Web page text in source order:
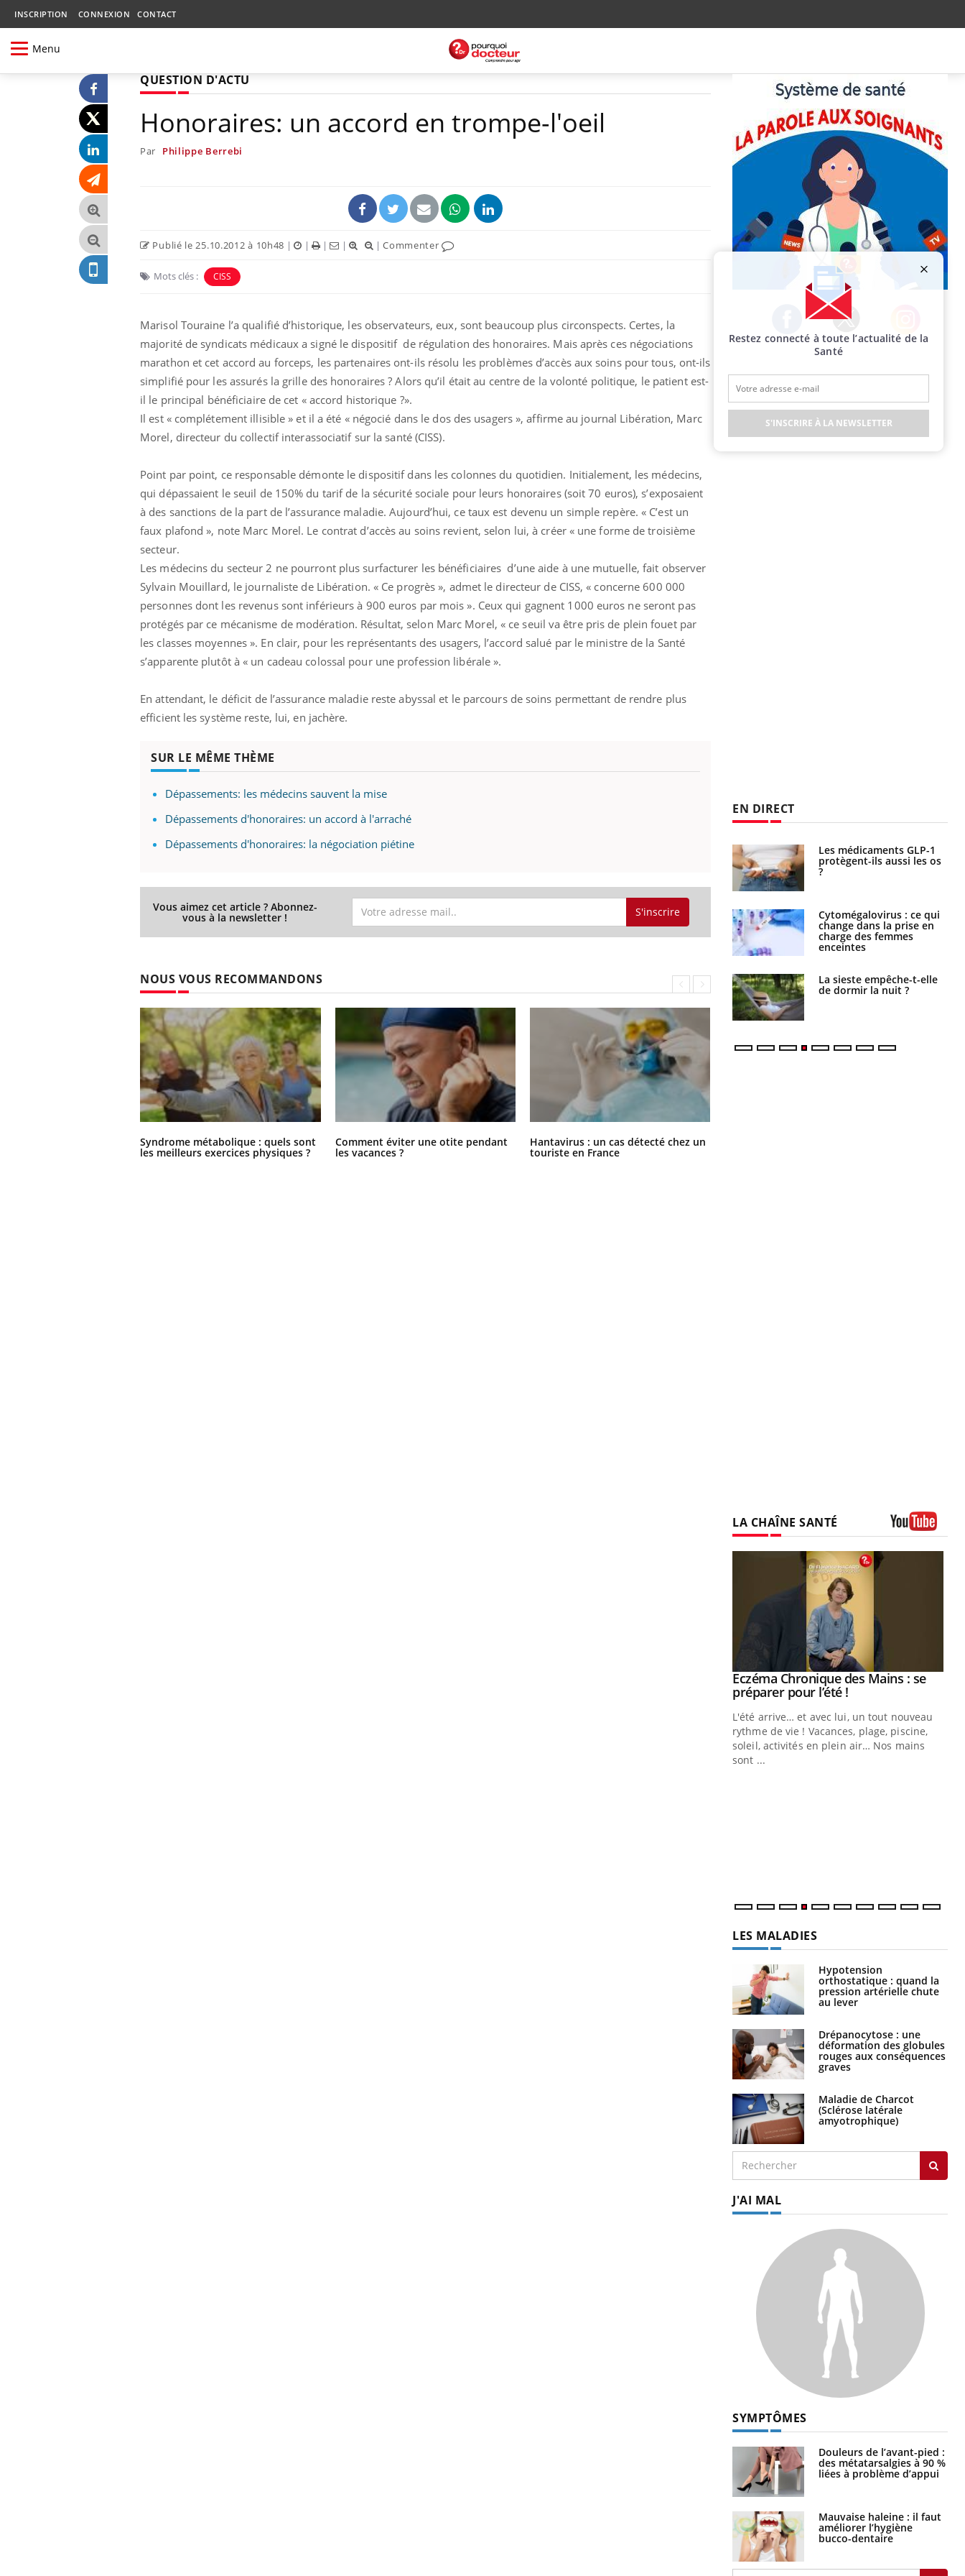
INSCRIPTION CONNEXION CONTACT
Menu
QUESTION D'ACTU
Honoraires: un accord en trompe-l'oeil
Par Philippe Berrebi
Publié le 25.10.2012 à 10h48 | | | | |Commenter
Mots clés : CISS
Marisol Touraine l’a qualifié d’historique, les observateurs, eux, sont beaucoup plus circonspects. Certes, la
majorité de syndicats médicaux a signé le dispositif de régulation des honoraires. Mais après ces négociations
marathon et cet accord au forceps, les partenaires ont-ils résolu les problèmes d’accès aux soins pour tous, ont-ils
simplifié pour les assurés la grille des honoraires ? Alors qu’il était au centre de la volonté politique, le patient est-
il le principal bénéficiaire de cet « accord historique ?».
Il est « complétement illisible » et il a été « négocié dans le dos des usagers », affirme au journal Libération, Marc
Morel, directeur du collectif interassociatif sur la santé (CISS).
Point par point, ce responsable démonte le dispositif dans les colonnes du quotidien. Initialement, les médecins,
qui dépassaient le seuil de 150% du tarif de la sécurité sociale pour leurs honoraires (soit 70 euros), s’exposaient
à des sanctions de la part de l’assurance maladie. Aujourd’hui, ce taux est devenu un simple repère. « C’est un
faux plafond », note Marc Morel. Le contrat d’accès au soins revient, selon lui, à créer « une forme de troisième
secteur.
Les médecins du secteur 2 ne pourront plus surfacturer les bénéficiaires d’une aide à une mutuelle, fait observer
Sylvain Mouillard, le journaliste de Libération. « Ce progrès », admet le directeur de CISS, « concerne 600 000
personnes dont les revenus sont inférieurs à 900 euros par mois ». Ceux qui gagnent 1000 euros ne seront pas
protégés par ce mécanisme de modération. Résultat, selon Marc Morel, « ce seuil va être pris de plein fouet par
les classes moyennes ». En clair, pour les représentants des usagers, l’accord salué par le ministre de la Santé
s’apparente plutôt à « un cadeau colossal pour une profession libérale ».
En attendant, le déficit de l’assurance maladie reste abyssal et le parcours de soins permettant de rendre plus
efficient les système reste, lui, en jachère.
SUR LE MÊME THÈME
Dépassements: les médecins sauvent la mise
Dépassements d'honoraires: un accord à l'arraché
Dépassements d'honoraires: la négociation piétine
Vous aimez cet article ? Abonnez-
vous à la newsletter ! S'inscrire
NOUS VOUS RECOMMANDONS
Syndrome métabolique : quels sont
les meilleurs exercices physiques ?
Comment éviter une otite pendant
les vacances ?
Hantavirus : un cas détecté chez un
touriste en France
Facebook Twitter Instagram
EN DIRECT
Syndrome métabolique :
Comment éviter une otite
pendant les vacances ?
Hantavirus : un cas
détecté chez un touriste
Mortalité infantile : un
Grossesse à risque : ce jus
naturel attire l'attention
des chercheurs
écrans en vacances ?
Cancer colorectal : une
stratégie simple aurait
changé la donne au Pays
Chikungunya, dengue,
West Nile : que se passe-
France ?
Les médicaments GLP-1
protègent-ils aussi les os
?
Cytomégalovirus : ce qui
change dans la prise en
charge des femmes
enceintes
La sieste empêche-t-elle
de dormir la nuit ?
LA CHAÎNE SANTÉ
Youtube
Eczéma Chronique des Mains : se
préparer pour l’été !Youtube
L'été arrive… et avec lui, un tout nouveau
rythme de vie ! Vacances, plage, piscine,
soleil, activités en plein air… Nos mains
sont ...
LES MALADIES
Hypotension
orthostatique : quand la
pression artérielle chute
au lever
Drépanocytose : une
déformation des globules
rouges aux conséquences
graves
Maladie de Charcot
(Sclérose latérale
amyotrophique)
J'AI MAL
SYMPTÔMES
Douleurs de l’avant-pied :
des métatarsalgies à 90 %
liées à problème d’appui
Mauvaise haleine : il faut
améliorer l’hygiène
bucco-dentaire
Restez connecté à toute l’actualité de la
Santé
S'INSCRIRE À LA NEWSLETTER